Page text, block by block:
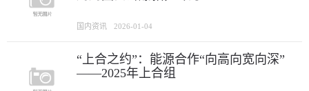
国内资讯 2026-01-04
“上合之约”：能源合作“向高向宽向深”
——2025年上合组